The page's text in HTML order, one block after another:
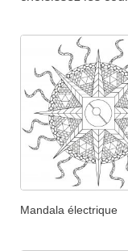
Mandala électrique